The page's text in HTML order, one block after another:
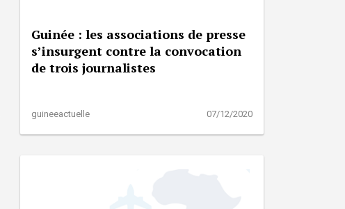
Guinée : les associations de presse
s’insurgent contre la convocation
de trois journalistes
guineeactuelle 07/12/2020